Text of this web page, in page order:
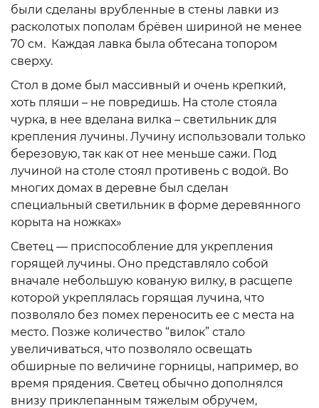
были сделаны врубленные в стены лавки из
расколотых пополам брёвен шириной не менее
70 см. Каждая лавка была обтесана топором
сверху.
Стол в доме был массивный и очень крепкий,
хоть пляши – не повредишь. На столе стояла
чурка, в нее вделана вилка – светильник для
крепления лучины. Лучину использовали только
березовую, так как от нее меньше сажи. Под
лучиной на столе стоял противень с водой. Во
многих домах в деревне был сделан
специальный светильник в форме деревянного
корыта на ножках»
Светец — приспособление для укрепления
горящей лучины. Оно представляло собой
вначале небольшую кованую вилку, в расщепе
которой укреплялась горящая лучина, что
позволяло без помех переносить ее с места на
место. Позже количество “вилок” стало
увеличиваться, что позволяло освещать
обширные по величине горницы, например, во
время прядения. Светец обычно дополнялся
внизу приклепанным тяжелым обручем,